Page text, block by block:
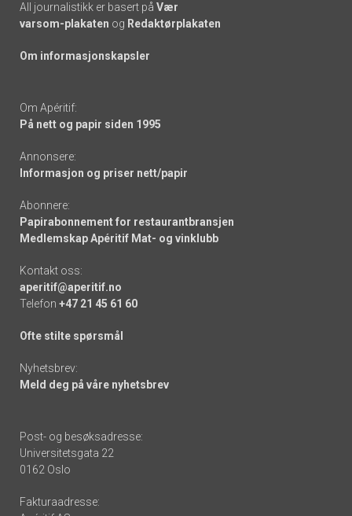
All journalistikk er basert på Vær
varsom-plakaten og Redaktørplakaten
Om informasjonskapsler
Om Apéritif:
På nett og papir siden 1995
Annonsere:
Informasjon og priser nett/papir
Abonnere:
Papirabonnement for restaurantbransjen
Medlemskap Apéritif Mat- og vinklubb
Kontakt oss:
aperitif@aperitif.no
Telefon +47 21 45 61 60
Ofte stilte spørsmål
Nyhetsbrev:
Meld deg på våre nyhetsbrev
Post- og besøksadresse:
Universitetsgata 22
0162 Oslo
Fakturaadresse: